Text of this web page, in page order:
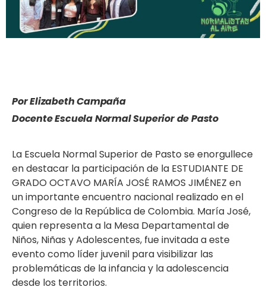
Por Elizabeth Campaña
Docente Escuela Normal Superior de Pasto
La Escuela Normal Superior de Pasto se enorgullece
en destacar la participación de la ESTUDIANTE DE
GRADO OCTAVO MARÍA JOSÉ RAMOS JIMÉNEZ en
un importante encuentro nacional realizado en el
Congreso de la República de Colombia. María José,
quien representa a la Mesa Departamental de
Niños, Niñas y Adolescentes, fue invitada a este
evento como líder juvenil para visibilizar las
problemáticas de la infancia y la adolescencia
desde los territorios.